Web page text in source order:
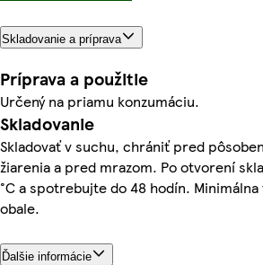
Skladovanie a príprava
Príprava a použitie
Určený na priamu konzumáciu.
Skladovanie
Skladovať v suchu, chrániť pred
žiarenia a pred mrazom. Po otvorení
°C a spotrebujte do 48 hodín.
obale.
Ďalšie informácie